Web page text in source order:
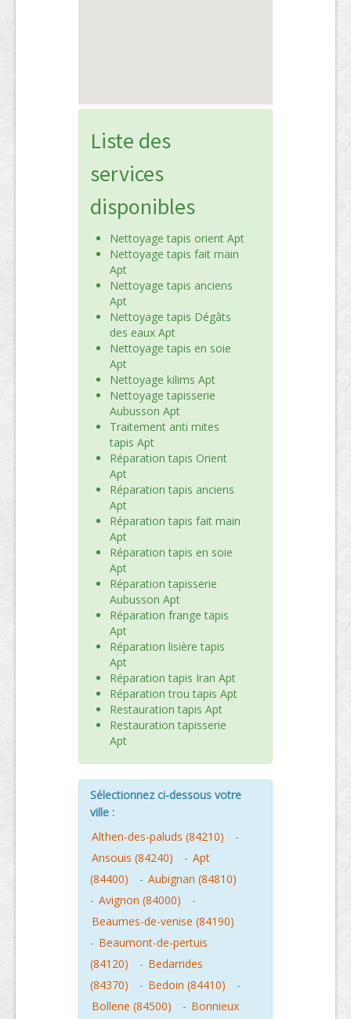
Liste des
services
disponibles
Nettoyage tapis orient Apt
Nettoyage tapis fait main
Apt
Nettoyage tapis anciens
Apt
Nettoyage tapis Dégâts
des eaux Apt
Nettoyage tapis en soie
Apt
Nettoyage kilims Apt
Nettoyage tapisserie
Aubusson Apt
Traitement anti mites
tapis Apt
Réparation tapis Orient
Apt
Réparation tapis anciens
Apt
Réparation tapis fait main
Apt
Réparation tapis en soie
Apt
Réparation tapisserie
Aubusson Apt
Réparation frange tapis
Apt
Réparation lisière tapis
Apt
Réparation tapis Iran Apt
Réparation trou tapis Apt
Restauration tapis Apt
Restauration tapisserie
Apt
Sélectionnez ci-dessous votre
ville :
Althen-des-paluds (84210)
-
Ansouis (84240)
- Apt
(84400)
- Aubignan (84810)
- Avignon (84000)
-
Beaumes-de-venise (84190)
- Beaumont-de-pertuis
(84120)
- Bedarrides
(84370)
- Bedoin (84410)
-
Bollene (84500)
- Bonnieux